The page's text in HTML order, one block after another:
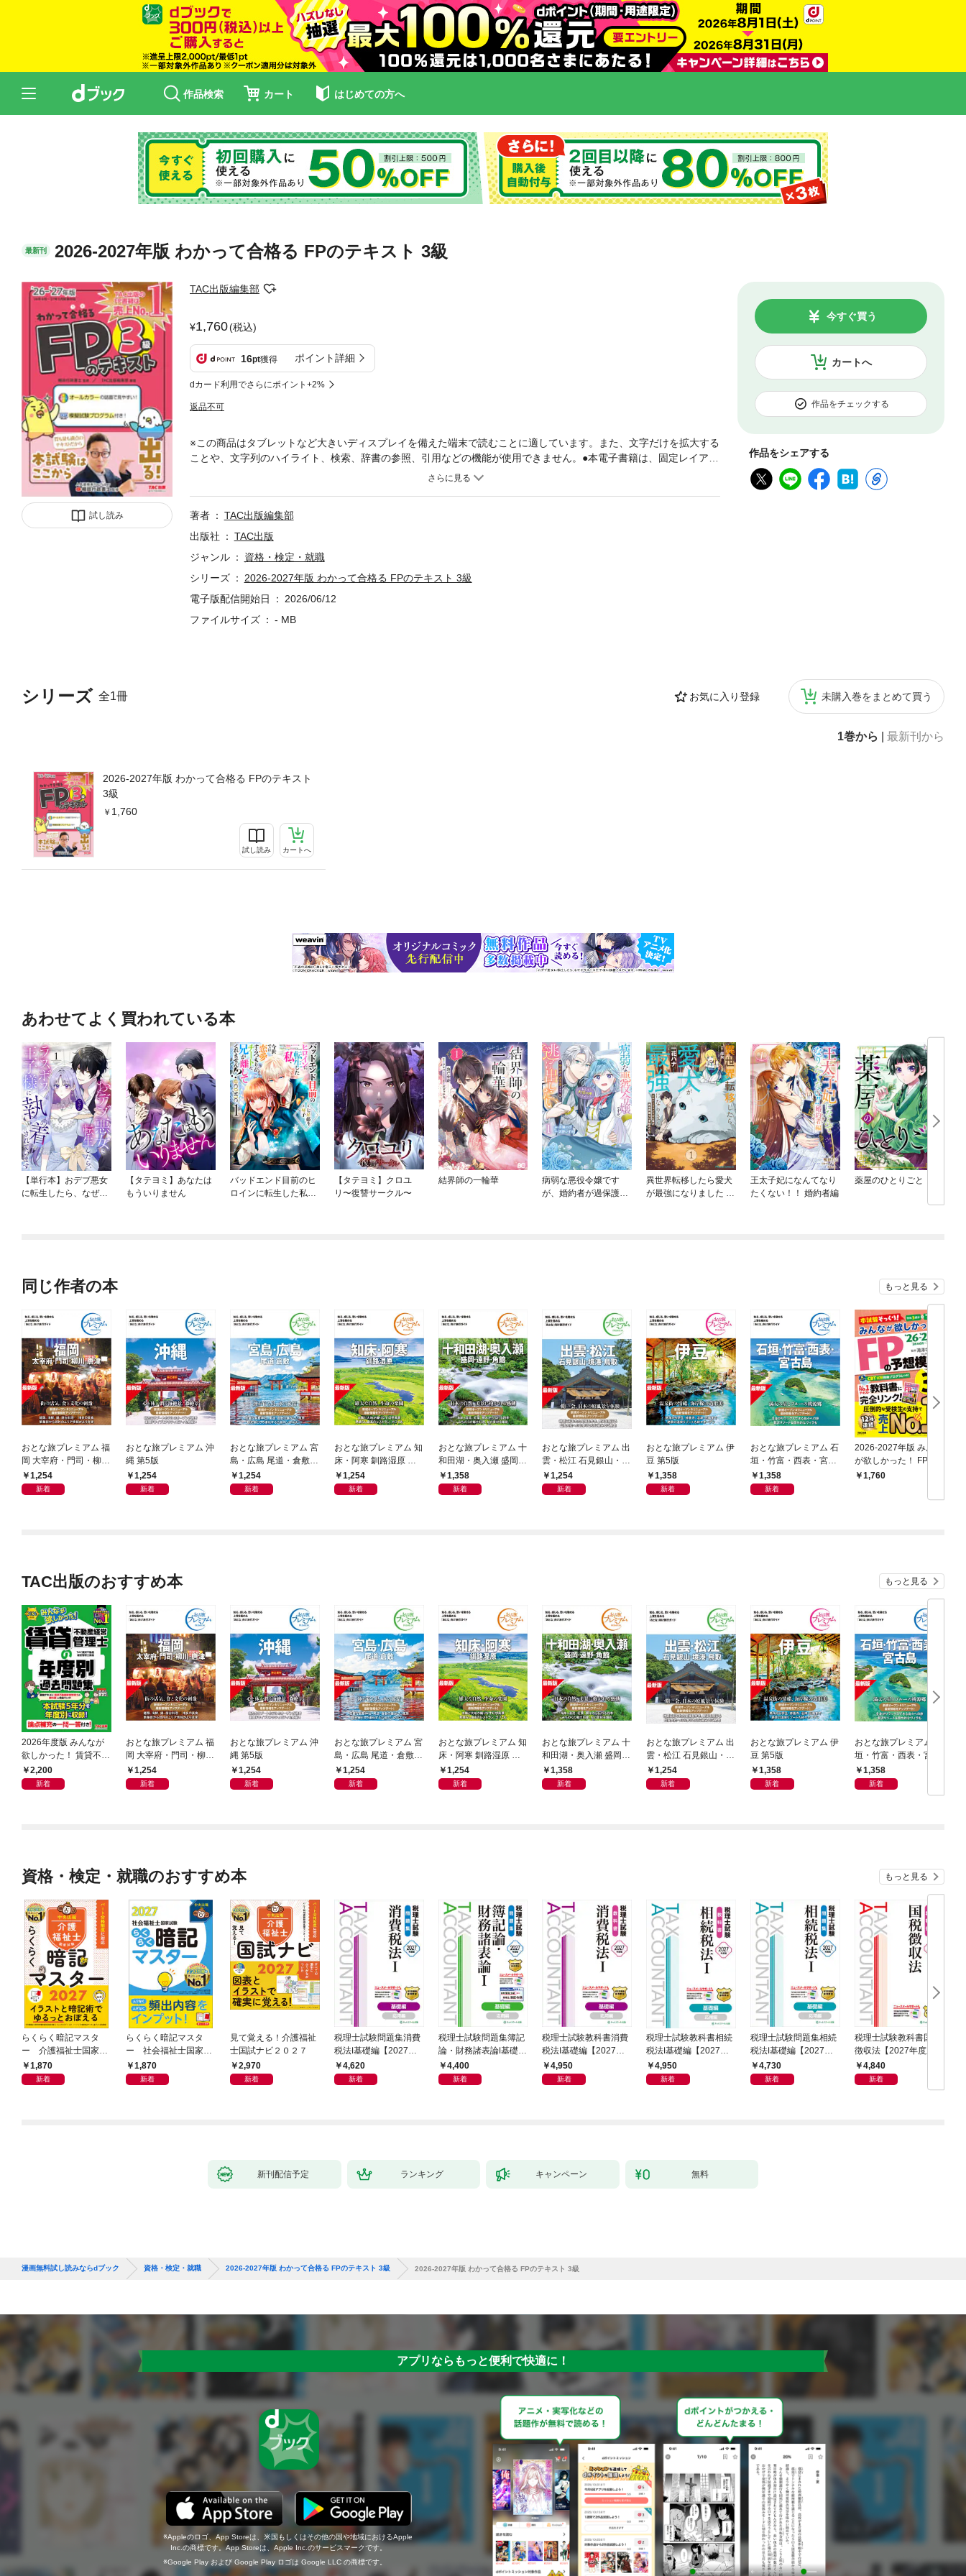
作品検索 カート はじめての方へ
最新刊 2026-2027年版 わかって合格る FPのテキスト 3級
試し読み
TAC出版編集部
1,760(税込)
16pt獲得 ポイント詳細
dカード利用でさらにポイント+2%
返品不可
カートへ
今すぐ買う
作品をチェックする
作品をシェアする
シリーズ 全1冊 お気に入り登録 未購入巻をまとめて買う
1巻から 最新刊から
2026-2027年版 わかって合格る FPのテキスト
3級
1,760
試し読み カートへ
※この商品はタブレットなど大きいディスプレイを備えた端末で読むことに適しています。また、文字だけを拡大する
ことや、文字列のハイライト、検索、辞書の参照、引用などの機能が使用できません。●本電子書籍は、固定レイアウ
ト型（フィックス型）で作成されております。そのため、文字検索、辞書引き、ノート（メモ）、ハイライト（マー
注意事項】をご確認ください。FP３級本試験はここから出る！確実に合格を目指したい人のための、高い網羅性、
質・量ともに満点の３級対策テキスト！本書「わかって合格る FPのテキスト ３級」は、人気YouTuber棚田健大郎さ
の特長】★★★オールカラーの図解も満載！★★★・フルカラーの図解も豊富に収載！ だから「わかって合格る」・
初学者に難解な内容もていねいに解説！ 法律や金融の知識も不要です。★★★かゆいところに手が届く！ 随所にワン
ポイント解説を収録！★★★・試験に出やすい補足情報をキャッチーにまとめた「ひとこと解説」・本文を読んで、
た「たなけんポイント」★★★他にもお役立ちポイントたくさん！★★★・解き方がわかる実技試験対策！ 頻度の高
る場合があります。●紙書籍版のような、赤シートにて、文章内の特定の文字を隠す機能はありません。また、赤シー
著者
TAC出版編集部
出版社
TAC出版
ジャンル
資格・検定・就職
シリーズ
2026-2027年版 わかって合格る FPのテキスト 3級
電子版配信開始日
2026/06/12
ファイルサイズ
- MB
あわせてよく買われている本
【単行本】おデブ悪女
に転生したら、なぜか
【タテヨミ】あなたは
もういりません
バッドエンド目前のヒ
ロインに転生した私、
【タテヨミ】クロユ
リ〜復讐サークル〜
結界師の一輪華
病弱な悪役令嬢です
が、婚約者が過保護す
異世界転移したら愛犬
が最強になりました ～
王太子妃になんてなり
たくない！！ 婚約者編
薬屋のひとりごと
同じ作者の本 もっと見る
おとな旅プレミアム 福
岡 大宰府・門司・柳
川・唐津 第5版
1,254
新着
おとな旅プレミアム 沖
縄 第5版
1,254
新着
おとな旅プレミアム 宮
島・広島 尾道・倉敷
第5版
1,254
新着
おとな旅プレミアム 知
床・阿寒 釧路湿原 第5
版1,254
新着
おとな旅プレミアム 十
和田湖・奥入瀬 盛岡・
遠野・角館 第5版
1,358
新着
おとな旅プレミアム 出
雲・松江 石見銀山・境
港・鳥取 第5版
1,254
新着
おとな旅プレミアム 伊
豆 第5版
1,358
新着
おとな旅プレミアム 石
垣・竹富・西表・宮古
島 第5版
1,358
新着
2026-2027年版 みんな
が欲しかった！ FPの
予想模試 3級
1,760
TAC出版のおすすめ本 もっと見る
2026年度版 みんなが
欲しかった！ 賃貸不動
産経営管理士の年度別
過去問題集
2,200
新着
おとな旅プレミアム 福
岡 大宰府・門司・柳
川・唐津 第5版
1,254
新着
おとな旅プレミアム 沖
縄 第5版
1,254
新着
おとな旅プレミアム 宮
島・広島 尾道・倉敷
第5版
1,254
新着
おとな旅プレミアム 知
床・阿寒 釧路湿原 第5
版1,254
新着
おとな旅プレミアム 十
和田湖・奥入瀬 盛岡・
遠野・角館 第5版
1,358
新着
おとな旅プレミアム 出
雲・松江 石見銀山・境
港・鳥取 第5版
1,254
新着
おとな旅プレミアム 伊
豆 第5版
1,358
新着
おとな旅プレミアム 石
垣・竹富・西表・宮古
島 第5版
1,358
新着
資格・検定・就職のおすすめ本 もっと見る
らくらく暗記マスタ
ー 介護福祉士国家試
験２０２７
1,870
新着
らくらく暗記マスタ
ー 社会福祉士国家試
験２０２７
1,870
新着
見て覚える！介護福祉
士国試ナビ２０２７
2,970
新着
税理士試験問題集消費
税法Ⅰ基礎編【2027年
度版】
4,620
新着
税理士試験問題集簿記
論・財務諸表論Ⅰ基礎編
【2027年度版】
4,400
新着
税理士試験教科書消費
税法Ⅰ基礎編【2027年
度版】
4,950
新着
税理士試験教科書相続
税法Ⅰ基礎編【2027年
度版】
4,950
新着
税理士試験問題集相続
税法Ⅰ基礎編【2027年
度版】
4,730
新着
税理士試験教科書国税
徴収法【2027年度版】
4,840
新着
新刊配信予定 ランキング キャンペーン 無料
漫画無料試し読みならdブック 資格・検定・就職 2026-2027年版 わかって合格る FPのテキスト 3級 2026-2027年版 わかって合格る FPのテキスト 3級
アプリならもっと便利で快適に！
Appleのロゴ、App Storeは、米国もしくはその他の国や地域におけるApple
Inc.の商標です。App Storeは、Apple Inc.のサービスマークです。
Google Play および Google Play ロゴは Google LLC の商標です。